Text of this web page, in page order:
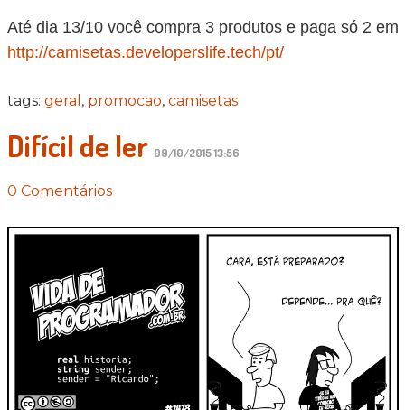
Até dia 13/10 você compra 3 produtos e paga só 2 em
http://camisetas.developerslife.tech/pt/
tags: geral , promocao, camisetas
Difícil de ler 09/10/2015 13:56
0 Comentários